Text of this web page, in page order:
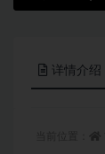
详情介绍